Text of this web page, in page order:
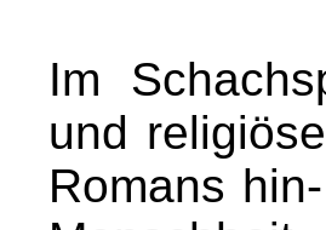
Im
und
Romans